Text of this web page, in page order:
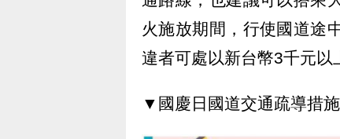
火施放期間，行使國道途
違者可處以新台幣3千元以
▼國慶日國道交通疏導措